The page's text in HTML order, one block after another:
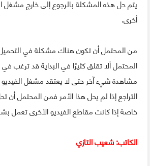
يتم حل هذه المشكلة بالرجوع إلى خارج مشغل
أخرى.
من المحتمل أن تكون هناك مشكلة في
المحتمل ألا تقلق كثيرًا في البداية قد ترغب
مشاهدة شيء آخر حتى لا يعتقد مشغل الفيديو
التراجع إذا لم يحل هذا الأمر فمن المحتمل
خاصة إذا كانت مقاطع الفيديو الأخرى تعمل
الكاتب: شعيب التازي